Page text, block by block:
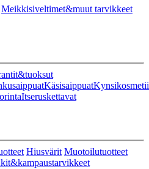
Meikkisiveltimet&muut tarvikkeet
Käsisaippuat
Itseruskettavat
Hiusvärit Muotoilutuotteet